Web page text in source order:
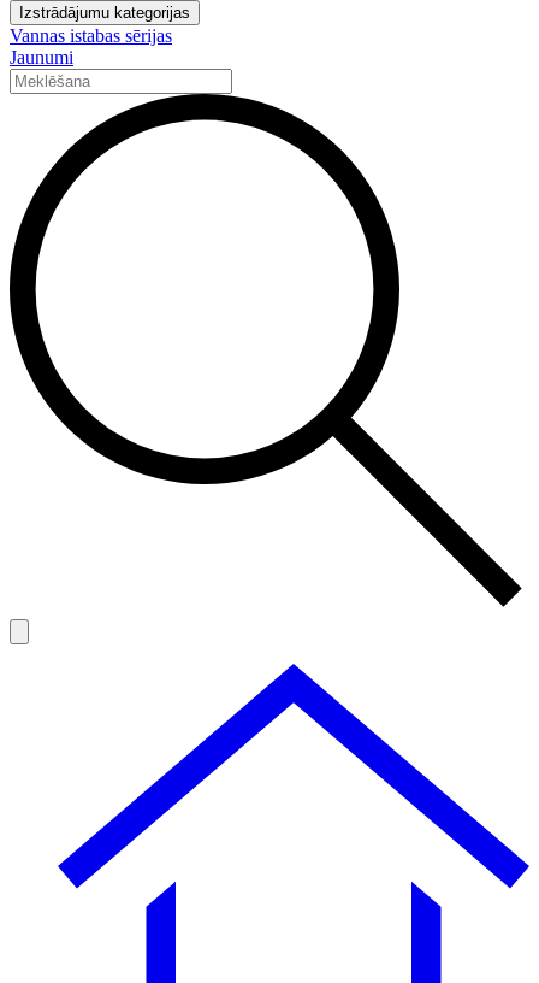
Izstrādājumu kategorijas
Vannas istabas sērijas
Jaunumi